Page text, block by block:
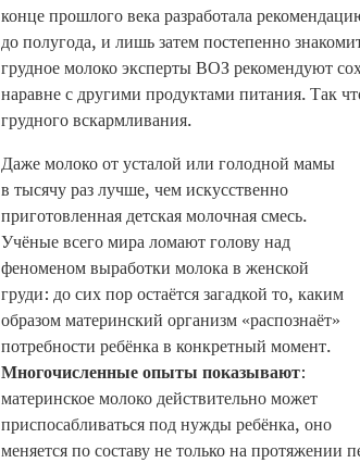
конце прошлого века разработала
до полугода, и лишь затем постепенно
грудное молоко эксперты ВОЗ рекомендуют
наравне с другими продуктами питания. Так
грудного вскармливания.
Даже молоко от усталой или голодной мамы
в тысячу раз лучше, чем искусственно
приготовленная детская молочная смесь.
Учёные всего мира ломают голову над
феноменом выработки молока в женской
груди: до сих пор остаётся загадкой то, каким
образом материнский организм «распознаёт»
потребности ребёнка в конкретный момент.
Многочисленные опыты показывают:
материнское молоко действительно может
приспосабливаться под нужды ребёнка, оно
меняется по составу не только на протяжении